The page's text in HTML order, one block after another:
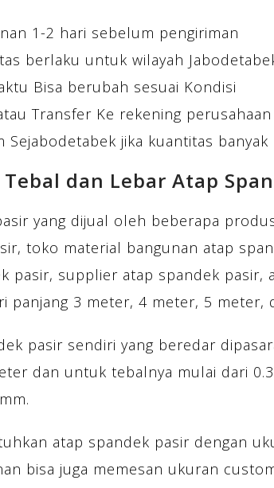
1-2 hari sebelum pengiriman
berlaku untuk wilayah
Bisa berubah sesuai Kondisi
Transfer Ke rekening perusahaan
Sejabodetabek jika kuantitas banyak
dan Lebar Atap
yang dijual oleh beberapa
toko material bangunan atap
pasir, supplier atap spandek pasir,
panjang 3 meter, 4 meter, 5 meter,
pasir sendiri yang beredar
dan untuk tebalnya mulai dari
atap spandek pasir dengan
bisa juga memesan ukuran